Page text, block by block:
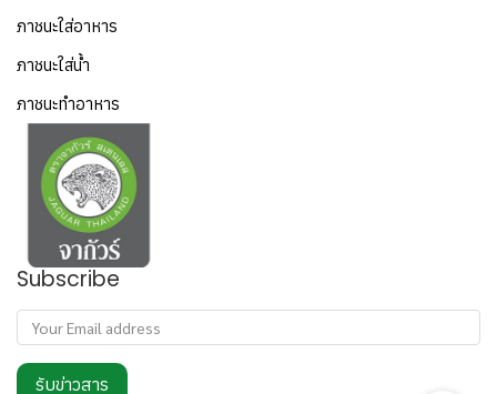
ภาชนะใส่อาหาร
ภาชนะใส่น้ำ
ภาชนะทำอาหาร
Subscribe
รับข่าวสาร